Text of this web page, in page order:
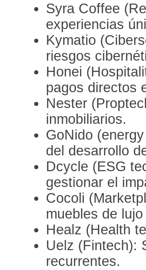
Syra Coffee
experiencias
Kymatio
riesgos
Honei
pagos directos
Nester
inmobiliarios.
GoNido
del desarrollo
Dcycle (ESG
gestionar el
Cocoli
muebles de
Healz (Health
Uelz (Fintech):
recurrentes.